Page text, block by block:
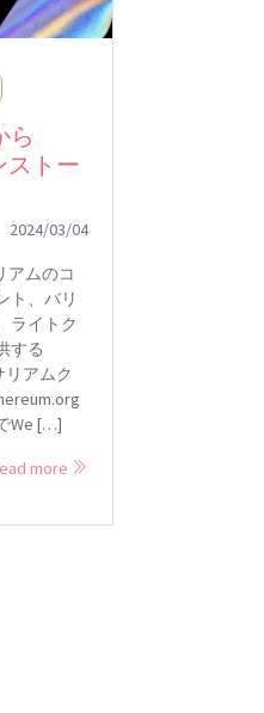
ら
ストー
2024/03/04
アムのコ
ト、バリ
ライトク
する
アムク
We […]
more